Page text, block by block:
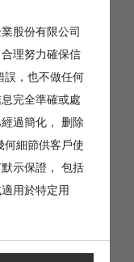
股份有限公司
理努力確保信
誤，也不做任何
完全準確或處
過簡化， 删除
何細節供客戶使
示保證， 包括
用於特定用